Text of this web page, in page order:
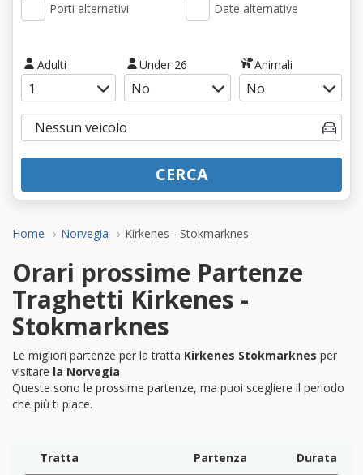
Home Norvegia Kirkenes - Stokmarknes
Porti alternativi Date alternative
Adulti Under 26 Animali
CERCA
Orari prossime Partenze
Traghetti Kirkenes -
Stokmarknes
Le migliori partenze per la tratta Kirkenes Stokmarknes per
visitare la Norvegia
Queste sono le prossime partenze, ma puoi scegliere il periodo
che più ti piace.
Tratta Partenza
Durata